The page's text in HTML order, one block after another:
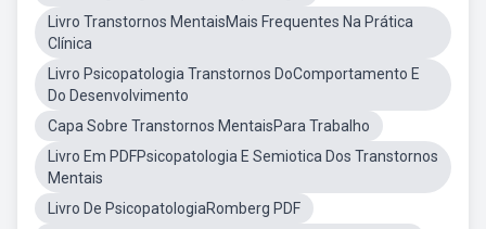
Livro Transtornos MentaisMais Frequentes Na Prática
Clínica
Livro Psicopatologia Transtornos DoComportamento E
Do Desenvolvimento
Capa Sobre Transtornos MentaisPara Trabalho
Livro Em PDFPsicopatologia E Semiotica Dos Transtornos
Mentais
Livro De PsicopatologiaRomberg PDF